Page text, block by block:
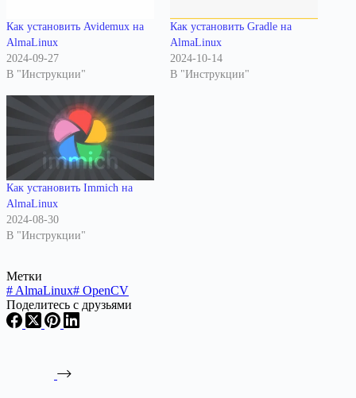
Как установить Avidemux на
AlmaLinux
2024-09-27
В "Инструкции"
Как установить Gradle на
AlmaLinux
2024-10-14
В "Инструкции"
Как установить Immich на
AlmaLinux
2024-08-30
В "Инструкции"
Метки
# AlmaLinux# OpenCV
Поделитесь с друзьями